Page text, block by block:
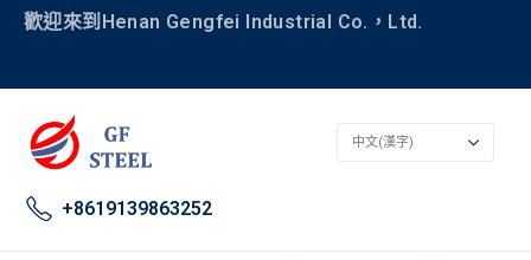
歡迎來到Henan Gengfei Industrial Co.，Ltd.
+8619139863252